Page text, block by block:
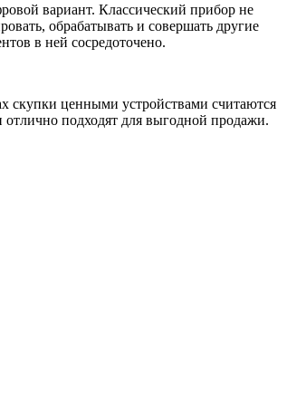
вариант. Классический прибор не
обрабатывать и совершать другие
в ней сосредоточено.
скупки ценными устройствами считаются
подходят для выгодной продажи.